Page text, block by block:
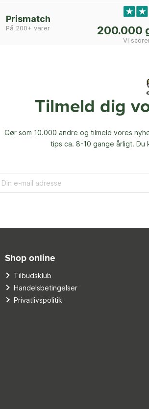
Prismatch
På 200+ varer 200.000
Vi
Tilmeld dig
Gør som 10.000 andre og tilmeld vores
tips ca. 8-10 gange årligt. Du
Shop online
Tilbudsklub
Handelsbetingelser
Privatlivspolitik